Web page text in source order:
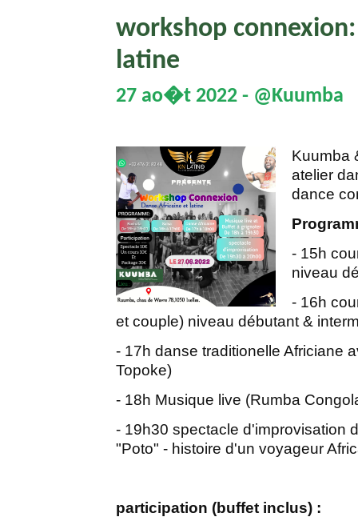
workshop
latine
27 ao�t 2022 - @Kuumba
Kuumba
atelier
dance
- 15h
niveau
- 16h
et couple) niveau débutant &
- 17h danse traditionelle Africiane
Topoke)
- 18h Musique live (Rumba
- 19h30 spectacle d'improvisation
"Poto" - histoire d'un voyageur
participation (buffet inclus) :